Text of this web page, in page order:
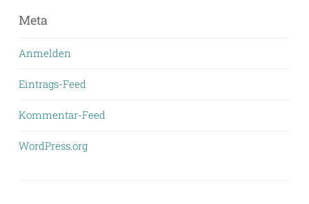
Meta
Anmelden
Eintrags-Feed
Kommentar-Feed
WordPress.org